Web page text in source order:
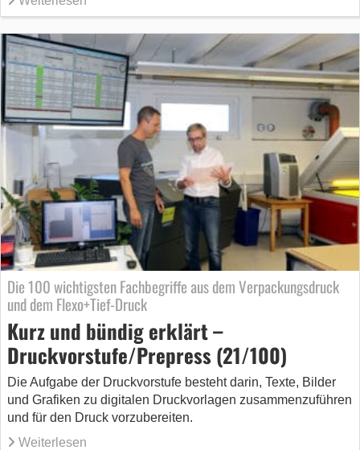
Die 100 wichtigsten Fachbegriffe aus dem Verpackungsdruck
und dem Flexo+Tief-Druck
Kurz und bündig erklärt –
Druckvorstufe/Prepress (21/100)
Die Aufgabe der Druckvorstufe besteht darin, Texte, Bilder
und Grafiken zu digitalen Druckvorlagen zusammenzuführen
und für den Druck vorzubereiten.
Weiterlesen